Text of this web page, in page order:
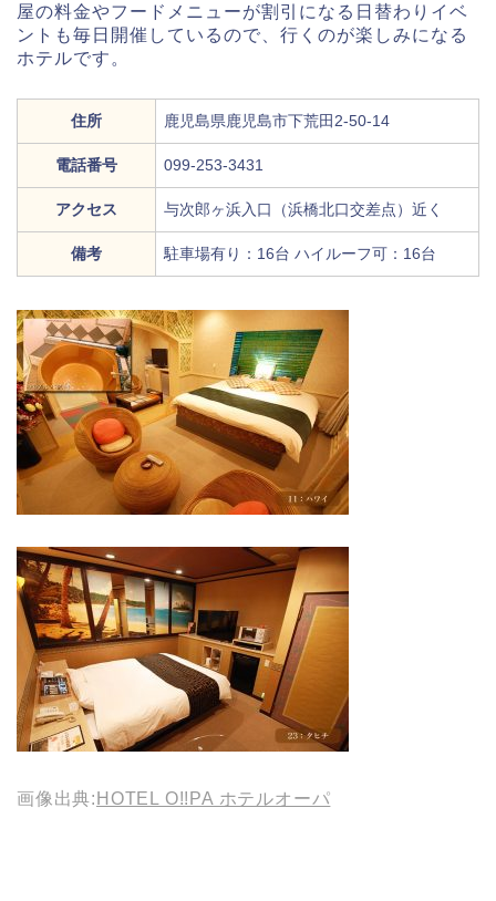
屋の料金やフードメニューが割引になる日替わりイベ
ントも毎日開催しているので、行くのが楽しみになる
ホテルです。
住所 鹿児島県鹿児島市下荒田2-50-14
電話番号 099-253-3431
アクセス 与次郎ヶ浜入口（浜橋北口交差点）近く
備考 駐車場有り：16台 ハイルーフ可：16台
画像出典: HOTEL O!!PA ホテルオーパ